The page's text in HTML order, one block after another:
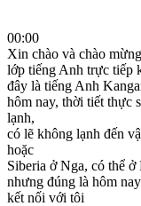
00:00
Xin chào và chào
lớp tiếng Anh trực tiếp
đây là tiếng Anh
hôm nay, thời tiết thực
lạnh,
có lẽ không lạnh đến
hoặc
Siberia ở Nga, có thể
nhưng đúng là hôm
kết nối với tôi